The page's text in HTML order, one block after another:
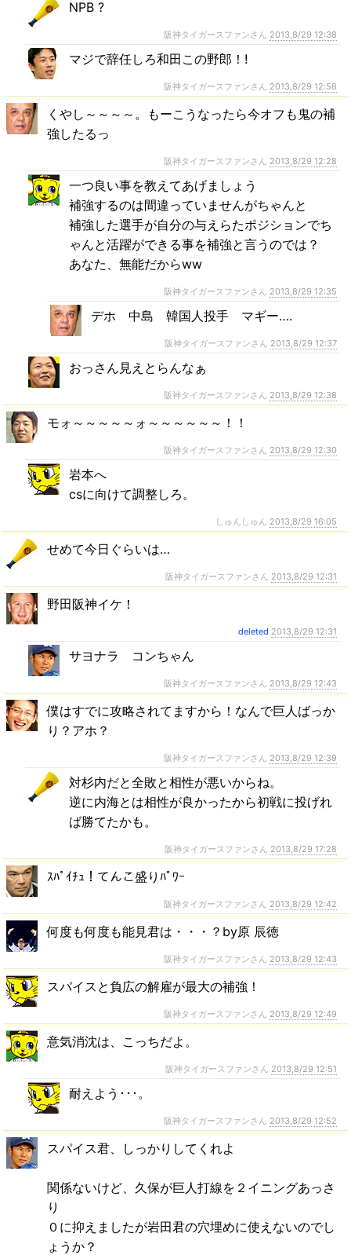
NPB ?
阪神タイガースファンさん 2013,8/29 12:38
マジで辞任しろ和田この野郎！!
阪神タイガースファンさん 2013,8/29 12:58
くやし～～～～。もーこうなったら今オフも鬼の補
強したるっ
阪神タイガースファンさん 2013,8/29 12:28
一つ良い事を教えてあげましょう
補強するのは間違っていませんがちゃんと
補強した選手が自分の与えらたポジションでち
ゃんと活躍ができる事を補強と言うのでは？
あなた、無能だからww
阪神タイガースファンさん 2013,8/29 12:35
デホ 中島 韓国人投手 マギー….
阪神タイガースファンさん 2013,8/29 12:37
おっさん見えとらんなぁ
阪神タイガースファンさん 2013,8/29 12:38
モォ～～～～～ォ～～～～～～！！
阪神タイガースファンさん 2013,8/29 12:30
岩本へ
csに向けて調整しろ。
しゅんしゅん 2013,8/29 16:05
せめて今日ぐらいは…
阪神タイガースファンさん 2013,8/29 12:31
野田阪神イケ！
deleted 2013,8/29 12:31
サヨナラ コンちゃん
阪神タイガースファンさん 2013,8/29 12:43
僕はすでに攻略されてますから！なんで巨人ばっか
り？アホ？
阪神タイガースファンさん 2013,8/29 12:39
対杉内だと全敗と相性が悪いからね。
逆に内海とは相性が良かったから初戦に投げれ
ば勝てたかも。
阪神タイガースファンさん 2013,8/29 17:28
ｽﾊﾟｲﾁｭ！てんこ盛りﾊﾟﾜｰ
阪神タイガースファンさん 2013,8/29 12:42
何度も何度も能見君は・・・？by原 辰徳
阪神タイガースファンさん 2013,8/29 12:43
スパイスと負広の解雇が最大の補強！
阪神タイガースファンさん 2013,8/29 12:49
意気消沈は、こっちだよ。
阪神タイガースファンさん 2013,8/29 12:51
耐えよう･･･。
阪神タイガースファンさん 2013,8/29 12:52
スパイス君、しっかりしてくれよ
関係ないけど、久保が巨人打線を２イニングあっさ
り
０に抑えましたが岩田君の穴埋めに使えないのでし
ょうか？